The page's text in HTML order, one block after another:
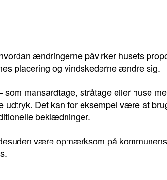
ændringerne påvirker husets
placering og vindskederne ændre sig.
mansardtage, stråtage eller huse
Det kan for eksempel være at
beklædninger.
være opmærksom på